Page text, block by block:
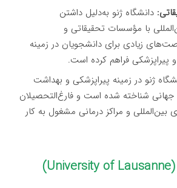
دانشگاه ژنو به‌دلیل داشتن
با مؤسسات تحقیقاتی و
زیادی برای دانشجویان در زمینه
پیراپزشکی فراهم کرده است.
ژنو در زمینه پیراپزشکی و بهداشت
شناخته شده است و فارغ‌التحصیلان
بین‌المللی و مراکز درمانی مشغول به کار